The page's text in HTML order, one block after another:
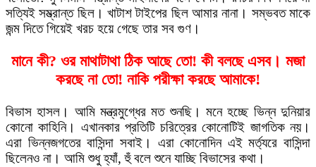
সত্যিই সম্ভ্রান্ত ছিল। খাটাশ টাইপের ছিল আমার নানা। সম্ভবত মাকে
জন্ম দিতে গিয়েই খরচ হয়ে গেছে তার সব গুণ।
মানে কী? ওর মাথাটাথা ঠিক আছে তো! কী বলছে এসব। মজা
করছে না তো! নাকি পরীক্ষা করছে আমাকে!
বিভাস হাসল। আমি মন্ত্রমুগ্ধের মত শুনছি। মনে হচ্ছে ভিন্ন দুনিয়ার
কোনো কাহিনি। এখানকার প্রতিটি চরিত্রের কোনোটিই জাগতিক নয়।
এরা ভিন্নজগতের বাসিন্দা সবাই। এরা কোনোদিন এই মর্ত্যরে বাসিন্দা
ছিলেনও না। আমি শুধু হ্যাঁ, হুঁ বলে শুনে যাচ্ছি বিভাসের কথা।